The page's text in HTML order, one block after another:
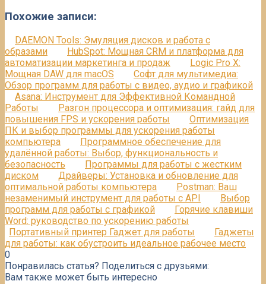
Похожие записи:
DAEMON Tools: Эмуляция дисков и работа с
образами
HubSpot: Мощная CRM и платформа для
автоматизации маркетинга и продаж
Logic Pro X:
Мощная DAW для macOS
Софт для мультимедиа:
Обзор программ для работы с видео, аудио и графикой
Asana: Инструмент для Эффективной Командной
Работы
Разгон процессора и оптимизация: гайд для
повышения FPS и ускорения работы
Оптимизация
ПК и выбор программы для ускорения работы
компьютера
Программное обеспечение для
удалённой работы: Выбор, функциональность и
безопасность
Программы для работы с жестким
диском
Драйверы: Установка и обновление для
оптимальной работы компьютера
Postman: Ваш
незаменимый инструмент для работы с API
Выбор
программ для работы с графикой
Горячие клавиши
Word: руководство по ускорению работы
Портативный принтер Гаджет для работы
Гаджеты
для работы: как обустроить идеальное рабочее место
0
Понравилась статья? Поделиться с друзьями:
Вам также может быть интересно